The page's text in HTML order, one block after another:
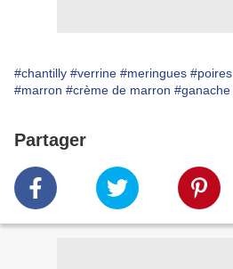
#chantilly #verrine #meringues #poires
#marron #crème de marron #ganache
Partager